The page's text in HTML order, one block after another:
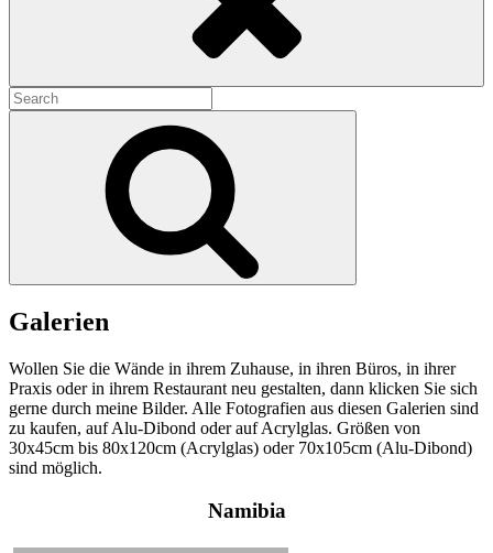
Search
for:
Galerien
Wollen Sie die Wände in ihrem Zuhause, in ihren Büros, in ihrer
Praxis oder in ihrem Restaurant neu gestalten, dann klicken Sie sich
gerne durch meine Bilder. Alle Fotografien aus diesen Galerien sind
zu kaufen, auf Alu-Dibond oder auf Acrylglas. Größen von
30x45cm bis 80x120cm (Acrylglas) oder 70x105cm (Alu-Dibond)
sind möglich.
Namibia